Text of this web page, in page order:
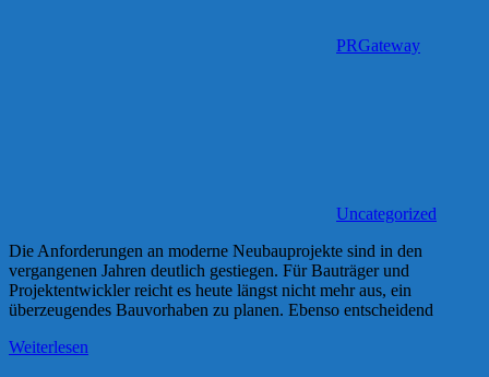
PRGateway
Uncategorized
Die Anforderungen an moderne Neubauprojekte sind in den
vergangenen Jahren deutlich gestiegen. Für Bauträger und
Projektentwickler reicht es heute längst nicht mehr aus, ein
überzeugendes Bauvorhaben zu planen. Ebenso entscheidend
Weiterlesen